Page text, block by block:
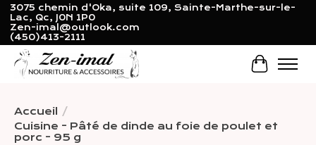
3075 chemin d'Oka, suite 109, Sainte-Marthe-sur-le-
Lac, Qc, J0N 1P0
Zen-imal@outlook.com
(450)413-2111
Panier
Accueil /
Cuisine - Pâté de dinde au foie de poulet et
porc - 95 g